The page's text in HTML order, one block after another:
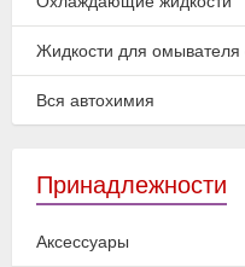
Жидкости для омывателя
Вся автохимия
Принадлежности
Аксессуары